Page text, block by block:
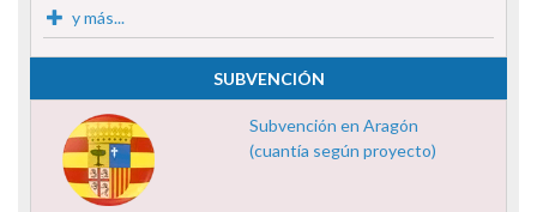
y más...
SUBVENCIÓN
Subvención en Aragón
(cuantía según proyecto)